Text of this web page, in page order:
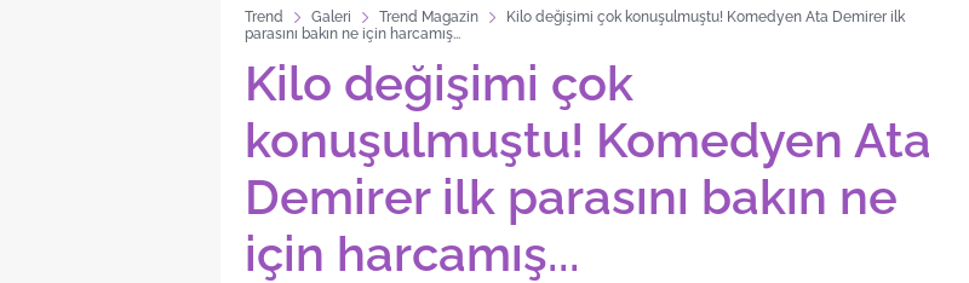
Trend Galeri Trend Magazin
Kilo değişimi çok konuşulmuştu! Komedyen Ata Demirer ilk
parasını bakın ne için harcamış...
Kilo değişimi çok
konuşulmuştu! Komedyen Ata
Demirer ilk parasını bakın ne
için harcamış...